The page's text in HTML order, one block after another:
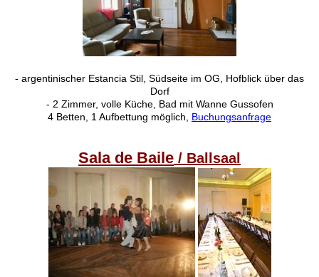
- argentinischer Estancia Stil, Südseite im OG, Hofblick über das
Dorf
- 2 Zimmer, volle Küche, Bad mit Wanne Gussofen
4 Betten, 1 Aufbettung möglich, Buchungsanfrage
Sala de Baile / Ballsaal